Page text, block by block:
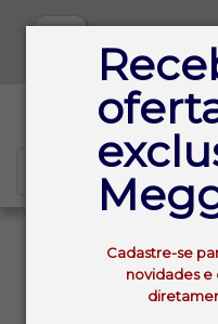
Cadastre-se
novidades e
PEITO BOVINO CONGELADO